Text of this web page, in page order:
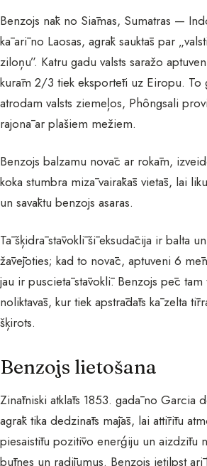
Benzojs nāk no Siāmas, Sumatras —
kā arī no Laosas, agrāk sauktās par
ziloņu”. Katru gadu valsts saražo
kurām 2/3 tiek eksportēti uz Eiropu. To
atrodam valsts ziemeļos, Phôngsali
rajonā ar plašiem mežiem.
Benzojs balzamu novāc ar rokām,
koka stumbra mizā vairākās vietās, lai
un savāktu benzojs asaras.
Tā šķidrā stāvoklī šī eksudācija ir balta
žāvējoties; kad to novāc, aptuveni 6
jau ir puscietā stāvoklī. Benzojs pēc tam
noliktavās, kur tiek apstrādāts kā zelta
šķirots.
Benzojs lietošana
Zinātniski atklāts 1853. gadā no Garcia
agrāk tika dedzināts mājās, lai attīrītu
piesaistītu pozitīvo enerģiju un aizdzītu
būtnes un radījumus. Benzojs ietilpst arī